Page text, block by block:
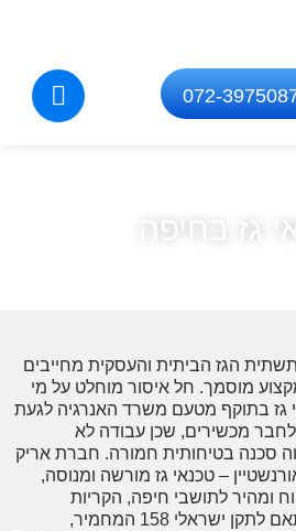
072-
גז בחיפה
הגז הביתית והעסקית מחייבים
מוסמך. חל איסור מוחלט על מי
בתוקף מטעם משרד האנרגיה לגעת
מכשירים, שכן עבודה לא
בטיחותית חמורה. חברת אריק
– טכנאי גז מורשה ומנוסה,
לתושבי חיפה, הקריות
והסביבה. אנו פועלים בהתאם לתקן ישראלי 158 המחמיר,